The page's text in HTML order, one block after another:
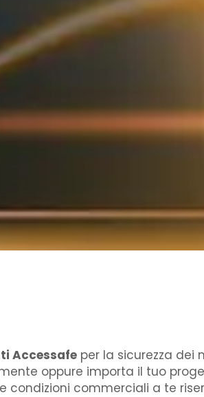
Accessafe per la sicurezza dei
oppure importa il tuo
condizioni commerciali a te